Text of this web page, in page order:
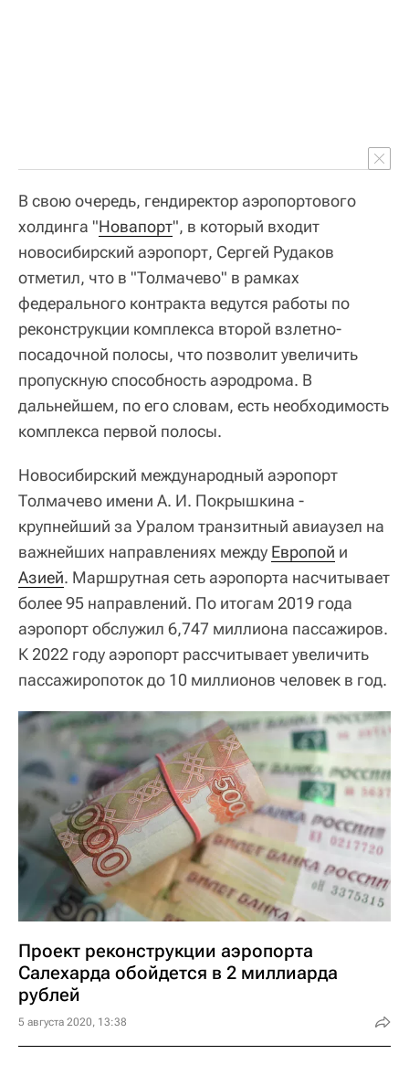
В свою очередь, гендиректор аэропортового
холдинга "Новапорт", в который входит
новосибирский аэропорт, Сергей Рудаков
отметил, что в "Толмачево" в рамках
федерального контракта ведутся работы по
реконструкции комплекса второй взлетно-
посадочной полосы, что позволит увеличить
пропускную способность аэродрома. В
дальнейшем, по его словам, есть необходимость
комплекса первой полосы.
Новосибирский международный аэропорт
Толмачево имени А. И. Покрышкина -
крупнейший за Уралом транзитный авиаузел на
важнейших направлениях между Европой и
Азией. Маршрутная сеть аэропорта насчитывает
более 95 направлений. По итогам 2019 года
аэропорт обслужил 6,747 миллиона пассажиров.
К 2022 году аэропорт рассчитывает увеличить
пассажиропоток до 10 миллионов человек в год.
Проект реконструкции аэропорта
Салехарда обойдется в 2 миллиарда
рублей
5 августа 2020, 13:38